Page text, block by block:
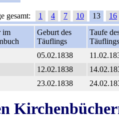
gesamt: 1 4 7 10 13
16
im
Geburt des
Täuflings
Taufe
Täuflings
05.02.1838
12.02.1838
23.02.1838